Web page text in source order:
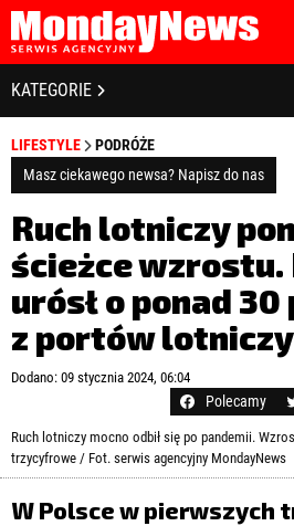
STRONA GŁÓWNA
O NAS
POLITYKA PRYWATNOŚCI
REGULAMIN
LICENCJA
REJESTRACJA
KONTAKT
Zapamiętaj mnie
Kliknij tutaj
KATEGORIE
BIZNES I GOSPODARKA
BANKOWOŚĆ I FINANSE
NOWE TECHNOLOGIE
SPOŁECZEŃSTWO
EDUKACJA
MEDIA
ZDROWIE I URODA
KULTURA
LIFESTYLE
LIFESTYLE
PODRÓŻE
Masz ciekawego newsa? Napisz do nas
Ruch lotniczy
ścieżce wzrostu.
urósł o ponad
z portów
Dodano: 09 stycznia 2024, 06:04
Polecamy
Ruch lotniczy mocno odbił się po pandemii.
trzycyfrowe / Fot. serwis agencyjny MondayNews
W Polsce w pierwszych